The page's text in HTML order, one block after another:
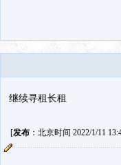
继续寻租长租
[发布：北京时间 2022/1/11